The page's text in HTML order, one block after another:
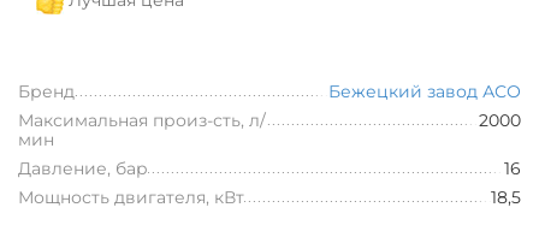
Бренд
Бежецкий завод АСО
Максимальная произ-сть, л/
мин
2000
Давление, бар
16
Мощность двигателя, кВт
18,5